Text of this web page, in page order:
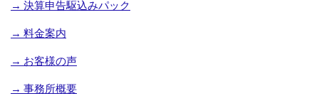
→ 決算申告駆込みパック
→ 料金案内
→ お客様の声
→ 事務所概要